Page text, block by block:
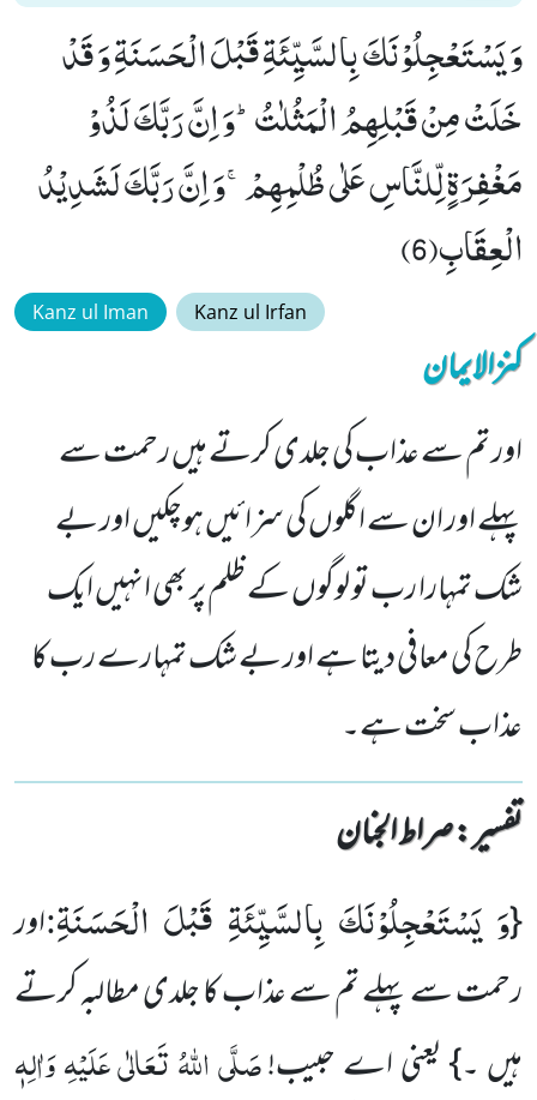
وَ یَسْتَعْجِلُوْنَكَ بِالسَّیِّئَةِ قَبْلَ الْحَسَنَةِ وَ قَدْ
خَلَتْ مِنْ قَبْلِهِمُ الْمَثُلٰتُؕ-وَ اِنَّ رَبَّكَ لَذُوْ
مَغْفِرَةٍ لِّلنَّاسِ عَلٰى ظُلْمِهِمْۚ-وَ اِنَّ رَبَّكَ لَشَدِیْدُ
الْعِقَابِ(6)
Kanz ul Iman Kanz ul Irfan
کنزالایمان
اور تم سے عذاب کی جلدی کرتے ہیں رحمت سے
پہلے اور ان سے اگلوں کی سزائیں ہوچکیں اور بے
شک تمہارا رب تو لوگوں کے ظلم پر بھی انہیں ایک
طرح کی معافی دیتا ہے اور بے شک تمہارے رب کا
عذاب سخت ہے۔
تفسیر : ‎صراط الجنان
{وَ یَسْتَعْجِلُوْنَكَ بِالسَّیِّئَةِ قَبْلَ الْحَسَنَةِ:اور
رحمت سے پہلے تم سے عذاب کا جلدی مطالبہ کرتے
ہیں ۔} یعنی اے حبیب!صَلَّی اللّٰہُ تَعَالٰی عَلَیْہِ وَاٰلِہٖ